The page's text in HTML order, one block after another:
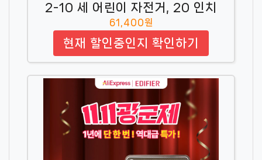
2-10 세 어린이 자전거, 20 인치
61,400원
현재 할인중인지 확인하기